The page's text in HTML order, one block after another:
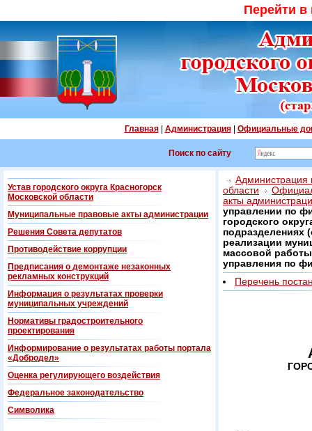
Перейти
Главная| Администрация| Официальные
Поиск по сайту
Устав городского округа Красногорск
Московской области
Муниципальные правовые акты администрации
Решения Совета депутатов
Противодействие коррупции
Предписания о демонтаже незаконных
рекламных конструкций
Информация о результатах проверки
муниципальных учреждений
Нормативы градостроительного
проектирования
Информирование о результатах работы портала
«Добродел»
Оценка регулирующего воздействия
Федеральнoe законодательство
Символика
Администрация
области
акты
управлении по
городского
подразделениях
реализации
массовой
управления по
Перечень